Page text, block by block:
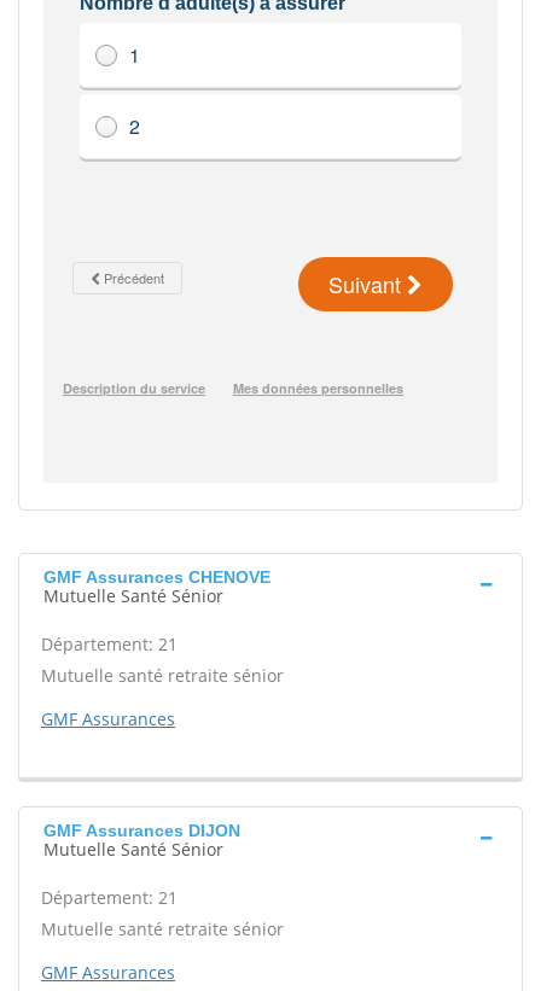
GMF Assurances CHENOVE
Mutuelle Santé Sénior
Département: 21
Mutuelle santé retraite sénior
GMF Assurances
GMF Assurances DIJON
Mutuelle Santé Sénior
Département: 21
Mutuelle santé retraite sénior
GMF Assurances